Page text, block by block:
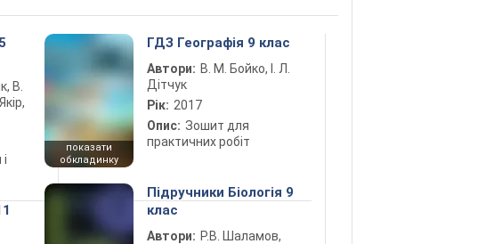
В.
показати
обкладинку
ГДЗ Географія 9 клас
Автори: В. М. Бойко, І. Л.
Дітчук
Рік: 2017
Опис: Зошит для
практичних робіт
Підручники Біологія 9
клас
Автори: Р.В. Шаламов,